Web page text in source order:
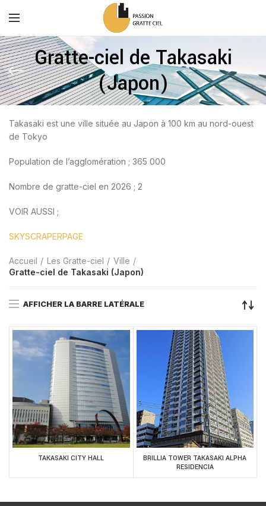
Gratte-ciel de Takasaki
(Japon)
Takasaki est une ville située au Japon à 100 km au nord-ouest
de Tokyo
Population de l’agglomération ; 365 000
Nombre de gratte-ciel en 2026 ; 2
VOIR AUSSI ;
SKYSCRAPERPAGE
Accueil Les Gratte-ciel
Ville
Gratte-ciel de Takasaki (Japon)
AFFICHER LA BARRE LATÉRALE
TAKASAKI CITY HALL
BRILLIA TOWER TAKASAKI ALPHA
RESIDENCIA